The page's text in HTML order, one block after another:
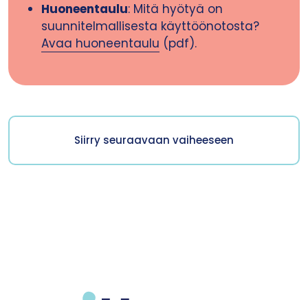
Huoneentaulu: Mitä hyötyä on
suunnitelmallisesta käyttöönotosta?
Avaa huoneentaulu (pdf).
Siirry seuraavaan vaiheeseen